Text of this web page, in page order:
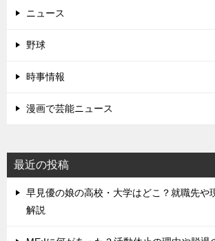
ニュース
野球
時事情報
漫画で芸能ニュース
最近の投稿
早見優の娘の高校・大学はどこ？就職先や
解説